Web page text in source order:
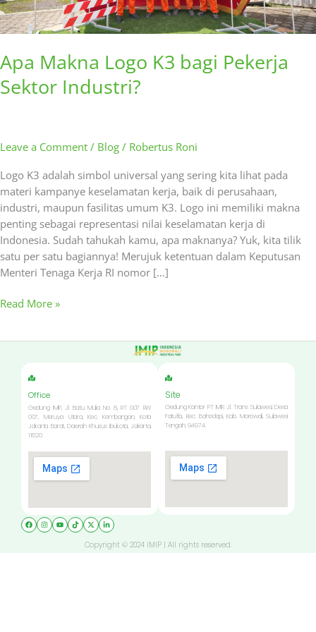
Apa Makna Logo K3 bagi Pekerja
Sektor Industri?
Leave a Comment / Blog / Robertus Roni
Logo K3 adalah simbol universal yang sering kita lihat pada
materi kampanye keselamatan kerja, baik di perusahaan,
industri, maupun fasilitas umum K3. Logo ini memiliki makna
penting sebagai representasi nilai keselamatan kerja di
Indonesia. Sudah tahukah kamu, apa maknanya? Yuk, kita tilik
satu per satu bagiannya! Merujuk ketentuan dalam Keputusan
Menteri Tenaga Kerja RI nomor […]
Read More »
Office
Gedung IMIP, Jl. Batu Mulia No. 8, RT 007 RW
007, Meruya Utara, Kec. Kembangan, Kota
Jakarta Barat, Daerah Khusus Ibukota, Jakarta,
11620.
Site
Gedung Kantor PT IMIP, Jl. Trans Sulawesi, Desa
Fatufia, Kec. Bahodopi, Kab. Morowali, Sulawesi
Tengah, 94974.
Copyright © 2024 IMIP | All rights reserved.